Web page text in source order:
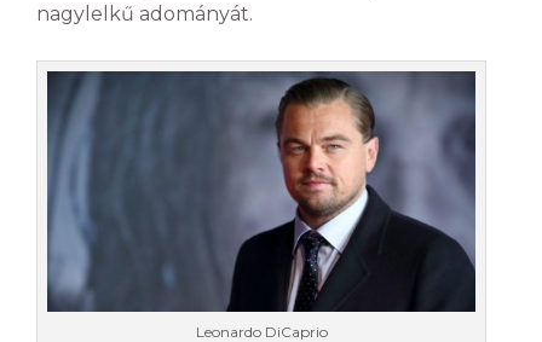
nagylelkű adományát.
Leonardo DiCaprio